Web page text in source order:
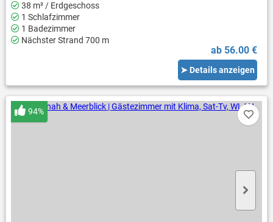
38 m² / Erdgeschoss
1 Schlafzimmer
1 Badezimmer
Nächster Strand 700 m
ab 56.00 €
➤ Details anzeigen
94%